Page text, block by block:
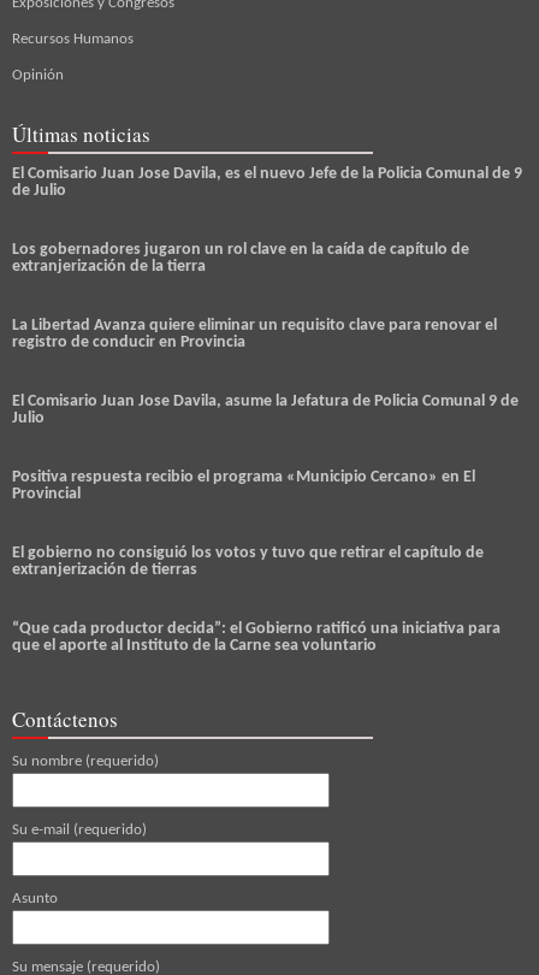
Exposiciones y Congresos
Recursos Humanos
Opinión
Últimas noticias
El Comisario Juan Jose Davila, es el nuevo Jefe de la Policia Comunal de 9
de Julio
Los gobernadores jugaron un rol clave en la caída de capítulo de
extranjerización de la tierra
La Libertad Avanza quiere eliminar un requisito clave para renovar el
registro de conducir en Provincia
El Comisario Juan Jose Davila, asume la Jefatura de Policia Comunal 9 de
Julio
Positiva respuesta recibio el programa «Municipio Cercano» en El
Provincial
El gobierno no consiguió los votos y tuvo que retirar el capítulo de
extranjerización de tierras
“Que cada productor decida”: el Gobierno ratificó una iniciativa para
que el aporte al Instituto de la Carne sea voluntario
Contáctenos
Su nombre (requerido)
Su e-mail (requerido)
Asunto
Su mensaje (requerido)